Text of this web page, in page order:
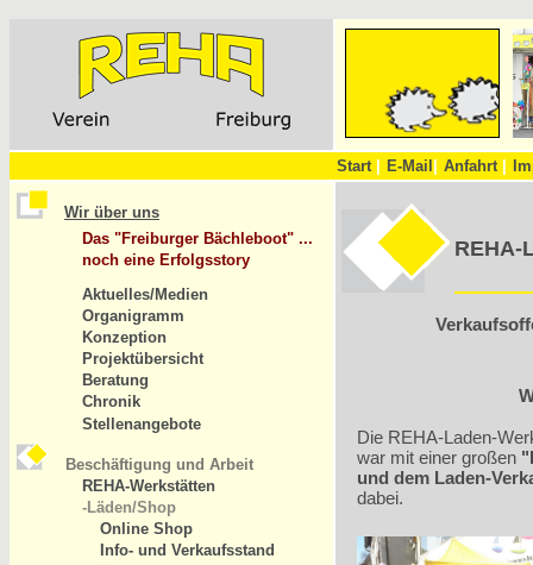
Start| E-Mail Anfahrt|
Wir über uns
Das "Freiburger Bächleboot" ...
noch eine Erfolgsstory
Aktuelles/Medien
Organigramm
Konzeption
Projektübersicht
Beratung
Chronik
Stellenangebote
Beschäftigung und Arbeit
REHA-Werkstätten
-Läden/Shop
Online Shop
Info- und Verkaufsstand
REHA-
Die REHA-Laden-
war mit einer großen
und dem Laden-
dabei.